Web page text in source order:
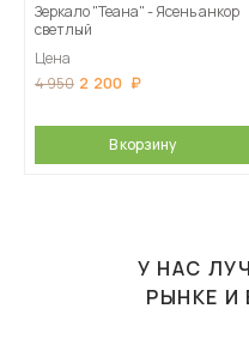
Зеркало "Теана" - Ясень анкор
светлый
Цена
4 950 2 200
В корзину
У НАС
РЫНКЕ И